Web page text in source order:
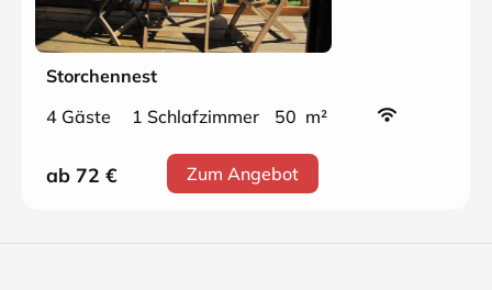
Storchennest
4 Gäste
1 Schlafzimmer 50 m²
ab 72 € Zum Angebot